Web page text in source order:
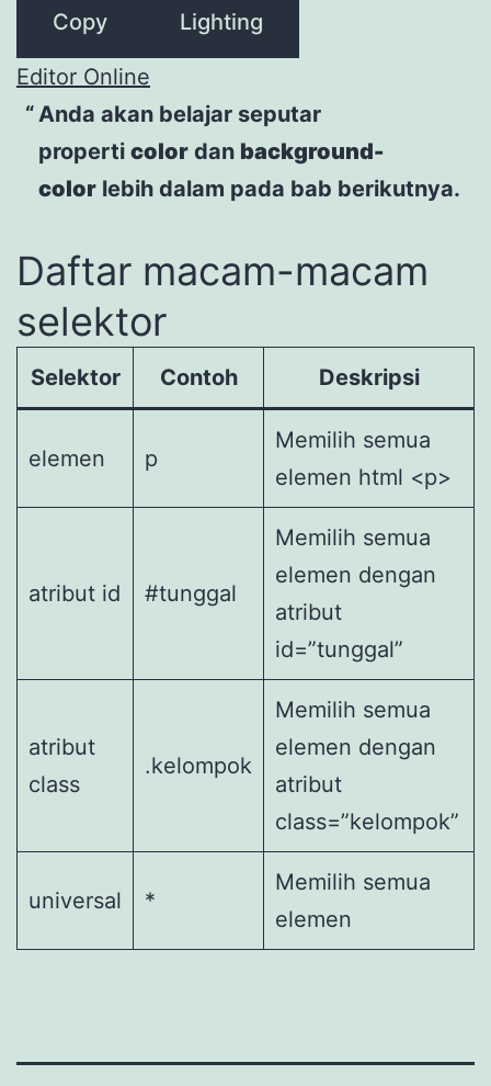
Copy Lighting
Editor Online
Anda akan belajar seputar
properti color dan background-
color lebih dalam pada bab berikutnya.
Daftar macam-macam
selektor
Selektor Contoh Deskripsi
elemen p
Memilih semua
elemen html <p>
atribut id #tunggal
Memilih semua
elemen dengan
atribut
id=”tunggal”
atribut
class
.kelompok
Memilih semua
elemen dengan
atribut
class=”kelompok”
universal *
Memilih semua
elemen